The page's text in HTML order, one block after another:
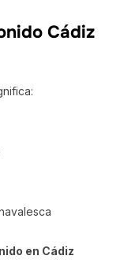
Cádiz
en Cádiz